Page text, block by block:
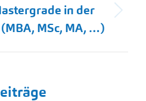
Nächster
Beitrag:
in der
MSc, MA, …)